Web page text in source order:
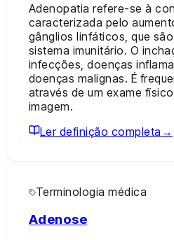
Adenopatia refere-se à
caracterizada pelo
gânglios linfáticos, que
sistema imunitário. O
infecções, doenças
doenças malignas. É
através de um exame
imagem.
Ler definição completa →
Terminologia médica
Adenose